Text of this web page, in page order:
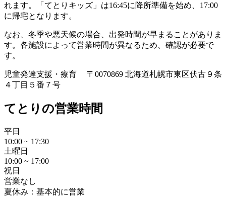
れます。「てとりキッズ」は16:45に降所準備を始め、17:00
に帰宅となります。
なお、冬季や悪天候の場合、出発時間が早まることがありま
す。各施設によって営業時間が異なるため、確認が必要で
す。
児童発達支援・療育 〒0070869 北海道札幌市東区伏古９条
４丁目５番７号
てとりの営業時間
平日
10:00 ~ 17:30
土曜日
10:00 ~ 17:00
祝日
営業なし
夏休み：基本的に営業